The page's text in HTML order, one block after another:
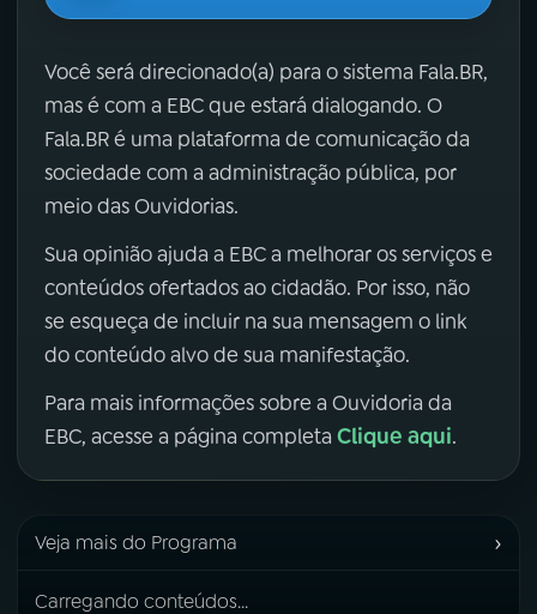
Você será direcionado(a) para o sistema Fala.BR,
mas é com a EBC que estará dialogando. O
Fala.BR é uma plataforma de comunicação da
sociedade com a administração pública, por
meio das Ouvidorias.
Sua opinião ajuda a EBC a melhorar os serviços e
conteúdos ofertados ao cidadão. Por isso, não
se esqueça de incluir na sua mensagem o link
do conteúdo alvo de sua manifestação.
Para mais informações sobre a Ouvidoria da
EBC, acesse a página completa Clique aqui.
Veja mais do Programa ›
Carregando conteúdos...